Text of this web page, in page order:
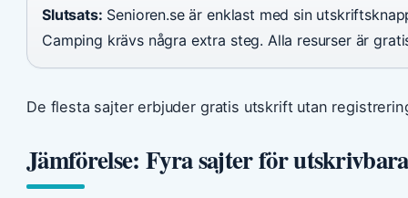
Slutsats: Senioren.se är enklast med sin
Camping krävs några extra steg. Alla resurser är
De flesta sajter erbjuder gratis utskrift utan
Jämförelse: Fyra sajter för